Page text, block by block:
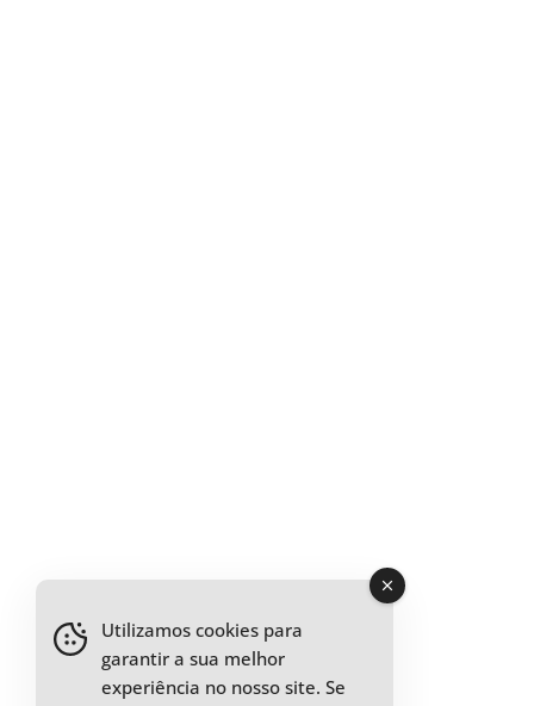
Utilizamos cookies para
garantir a sua melhor
experiência no nosso site. Se